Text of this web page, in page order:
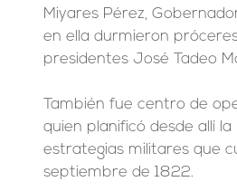
Miyares Pérez,
en ella durmieron
presidentes José Tadeo
También fue centro de
quien planificó desde allí
estrategias militares que
septiembre de 1822.